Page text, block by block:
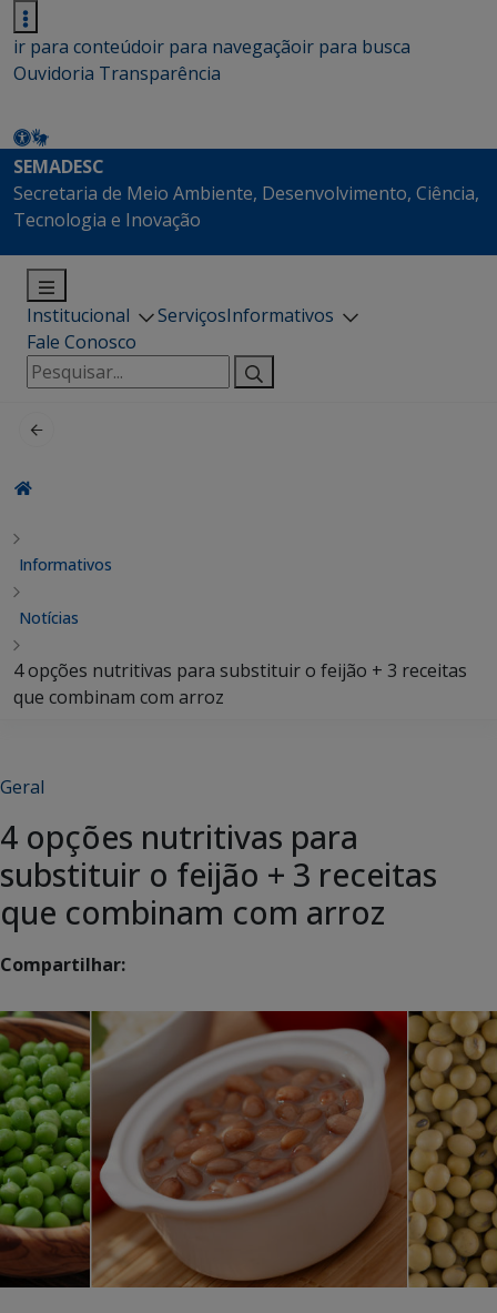
ir para conteúdoir para navegaçãoir para busca
Ouvidoria Transparência
SEMADESC
Secretaria de Meio Ambiente, Desenvolvimento, Ciência,
Tecnologia e Inovação
Institucional ServiçosInformativos
Fale Conosco
Pesquisar
por:
Informativos
Notícias
4 opções nutritivas para substituir o feijão + 3 receitas
que combinam com arroz
Geral
4 opções nutritivas para
substituir o feijão + 3 receitas
que combinam com arroz
Compartilhar: